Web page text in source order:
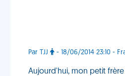
Par TJJ - 18/06/2014 23:10 -
Aujourd'hui, mon petit